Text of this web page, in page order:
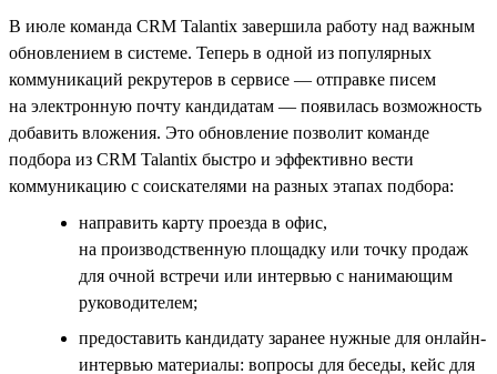
В июле команда CRM Talantix завершила работу над важным
обновлением в системе. Теперь в одной из популярных
коммуникаций рекрутеров в сервисе — отправке писем
на электронную почту кандидатам — появилась возможность
добавить вложения. Это обновление позволит команде
подбора из CRM Talantix быстро и эффективно вести
коммуникацию с соискателями на разных этапах подбора:
направить карту проезда в офис,
на производственную площадку или точку продаж
для очной встречи или интервью с нанимающим
руководителем;
предоставить кандидату заранее нужные для онлайн-
интервью материалы: вопросы для беседы, кейс для